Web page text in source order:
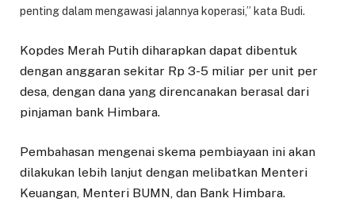
penting dalam mengawasi jalannya koperasi,” kata Budi.
Kopdes Merah Putih diharapkan dapat dibentuk
dengan anggaran sekitar Rp 3-5 miliar per unit per
desa, dengan dana yang direncanakan berasal dari
pinjaman bank Himbara.
Pembahasan mengenai skema pembiayaan ini akan
dilakukan lebih lanjut dengan melibatkan Menteri
Keuangan, Menteri BUMN, dan Bank Himbara.